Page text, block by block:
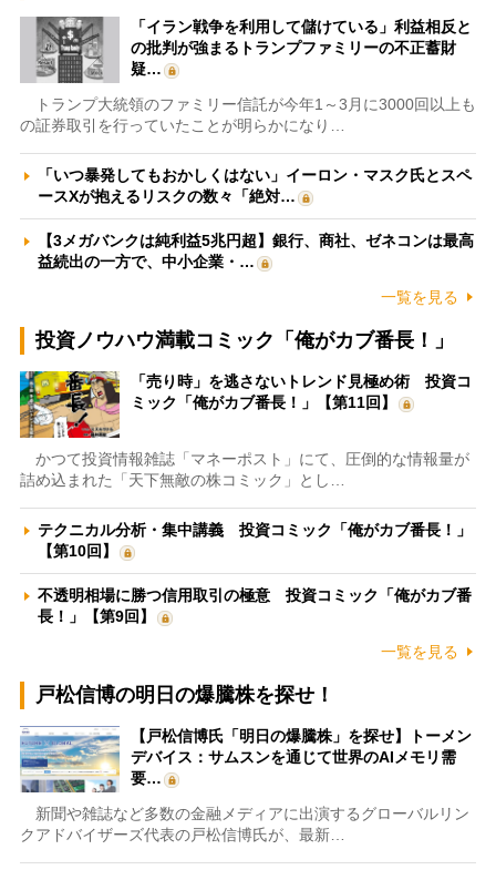
「イラン戦争を利用して儲けている」利益相反と
の批判が強まるトランプファミリーの不正蓄財
疑…
トランプ大統領のファミリー信託が今年1～3月に3000回以上も
の証券取引を行っていたことが明らかになり…
「いつ暴発してもおかしくはない」イーロン・マスク氏とスペ
ースXが抱えるリスクの数々「絶対…
【3メガバンクは純利益5兆円超】銀行、商社、ゼネコンは最高
益続出の一方で、中小企業・…
一覧を見る
投資ノウハウ満載コミック「俺がカブ番長！」
「売り時」を逃さないトレンド見極め術 投資コ
ミック「俺がカブ番長！」【第11回】
かつて投資情報雑誌「マネーポスト」にて、圧倒的な情報量が
詰め込まれた「天下無敵の株コミック」とし…
テクニカル分析・集中講義 投資コミック「俺がカブ番長！」
【第10回】
不透明相場に勝つ信用取引の極意 投資コミック「俺がカブ番
長！」【第9回】
一覧を見る
戸松信博の明日の爆騰株を探せ！
【戸松信博氏「明日の爆騰株」を探せ】トーメン
デバイス：サムスンを通じて世界のAIメモリ需
要…
新聞や雑誌など多数の金融メディアに出演するグローバルリン
クアドバイザーズ代表の戸松信博氏が、最新…